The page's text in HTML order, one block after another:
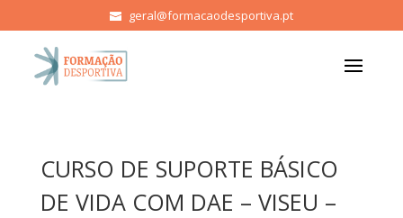
geral@formacaodesportiva.pt
CURSO DE SUPORTE BÁSICO
DE VIDA COM DAE – VISEU –